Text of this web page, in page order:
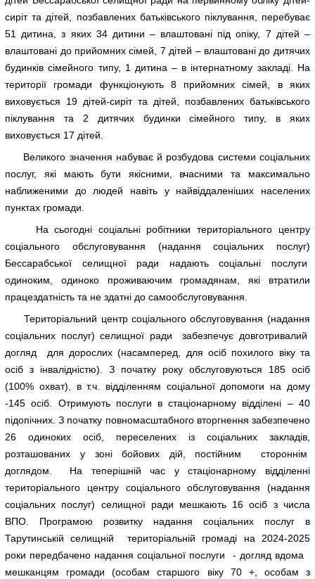
сиріт та дітей, позбавлених батьківського піклування, перебуває
51 дитина, з яких 34 дитини – влаштовані під опіку, 7 дітей –
влаштовані до прийомних сімей, 7 дітей – влаштовані до дитячих
будинків сімейного типу, 1 дитина – в інтернатному закладі. На
території громади функціонують 8 прийомних сімей, в яких
виховується 19 дітей-сиріт та дітей, позбавлених батьківського
піклування та 2 дитячих будинки сімейного типу, в яких
виховується 17 дітей.
Великого значення набуває й розбудова системи соціальних
послуг, які мають бути якісними, вчасними та максимально
наближеними до людей навіть у найвіддаленіших населених
пунктах громади.
На сьогодні соціальні робітники територіального центру
соціального обслуговування (надання соціальних послуг)
Бессарабської селищної ради надають соціальні послуги
одиноким, одиноко проживаючим громадянам, які втратили
працездатність та не здатні до самообслуговування.
Територіальний центр соціального обслуговування (надання
соціальних послуг) селищної ради забезпечує довготривалий
догляд для дорослих (насамперед, для осіб похилого віку та
осіб з інвалідністю). З початку року обслуговуються 185 осіб
(100% охват), в т.ч. відділенням соціальної допомоги на дому
-145 осіб. Отримують послуги в стаціонарному відділені – 40
підопічних. З початку повномасштабного вторгнення забезпечено
26 одиноких осіб, переселених із соціальних закладів,
розташованих у зоні бойових дій, постійним стороннім
доглядом. На теперішній час у стаціонарному відділенні
територіального центру соціального обслуговування (надання
соціальних послуг) селищної ради мешкають 16 осіб з числа
ВПО. Програмою розвитку надання соціальних послуг в
Тарутинській селищній територіальній громаді на 2024-2025
роки передбачено надання соціальної послуги - догляд вдома
мешканцям громади (особам старшого віку 70 +, особам з